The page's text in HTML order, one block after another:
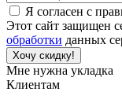
Я согласен с
Этот сайт защищен
обработки данных
Хочу скидку!
Мне нужна укладка
Клиентам